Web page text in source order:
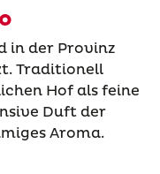
in der Provinz
Traditionell
Hof als feine
Duft der
Aroma.